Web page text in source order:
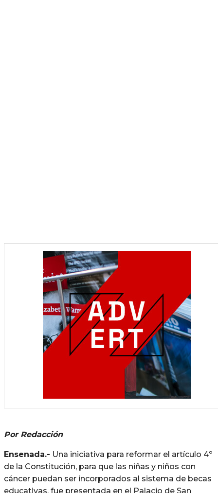
Por Redacción
Ensenada.- Una iniciativa para reformar el artículo 4º
de la Constitución, para que las niñas y niños con
cáncer puedan ser incorporados al sistema de becas
educativas, fue presentada en el Palacio de San